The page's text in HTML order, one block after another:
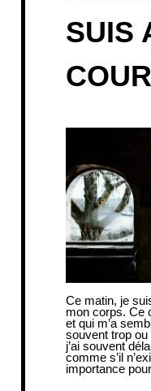
SUIS
Ce matin, je
mon corps. Ce
et qui m’a
souvent trop
j’ai souvent
comme s’il
importance